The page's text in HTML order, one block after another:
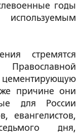
годы
стремятся
Православной
цементирующую
причине они
для России
евангелистов,
дня,